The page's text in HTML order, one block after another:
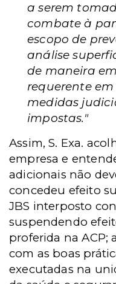
a serem
combate à
escopo de
análise
de maneira
requerente
medidas
impostas."
Assim, S. Exa.
empresa e
adicionais não
concedeu efeito
JBS interposto
suspendendo
proferida na ACP;
com as boas
executadas na